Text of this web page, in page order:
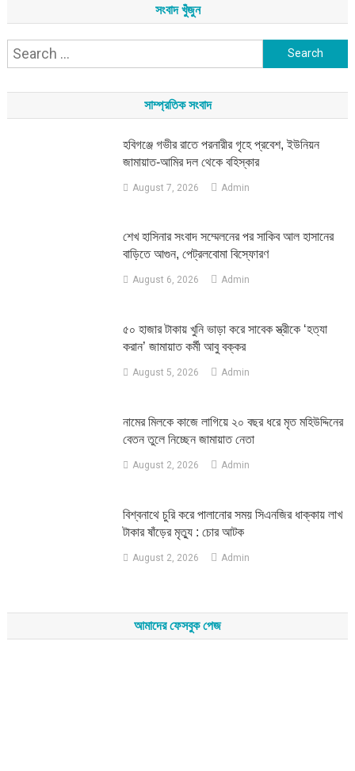
সংবাদ খুঁজুন
Search
সাম্প্রতিক সংবাদ
হবিগঞ্জে গভীর রাতে পরনারীর গৃহে প্রবেশ, ইউনিয়ন
জামায়াত-আমির দল থেকে বহিস্কার
August 7, 2026 Admin
শেখ হাসিনার সংবাদ সম্মেলনের পর সাকিব আল হাসানের
বাড়িতে আগুন, পেট্রলবোমা বিস্ফোরণ
August 6, 2026 Admin
৫০ হাজার টাকায় খুনি ভাড়া করে সাবেক স্ত্রীকে ‘হত্যা
করান’ জামায়াত কর্মী আবু বক্কর
August 5, 2026 Admin
নামের মিলকে কাজে লাগিয়ে ২০ বছর ধরে মৃত মহিউদ্দিনের
বেতন তুলে নিচ্ছেন জামায়াত নেতা
August 2, 2026 Admin
‎বিশ্বনাথে চুরি করে পালানোর সময় সিএনজির ধাক্কায় লাখ
টাকার ষাঁড়ের মৃত্যু : চোর আটক
August 2, 2026 Admin
আমাদের ফেসবুক পেজ